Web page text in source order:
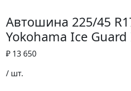
Автошина 225/45
Yokohama Ice
₽ 13 650
/ шт.